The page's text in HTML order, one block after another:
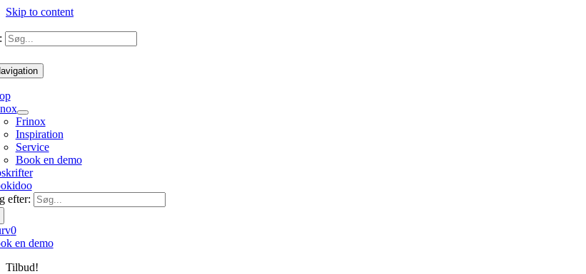
Skip to content
Frinox
Inspiration
Service
Book en demo
efter:
0
en demo
Tilbud!